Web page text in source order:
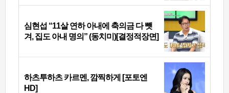
심현섭 “11살 연하 아내에 축의금 다 뺏
겨, 집도 아내 명의” (동치미)[결정적장면]
하츠투하츠 카르멘, 깜찍하게 [포토엔
HD]